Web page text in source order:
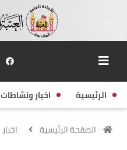
الرئيسية اخبار ونشاطات
الصفحة الرئيسية اخبار